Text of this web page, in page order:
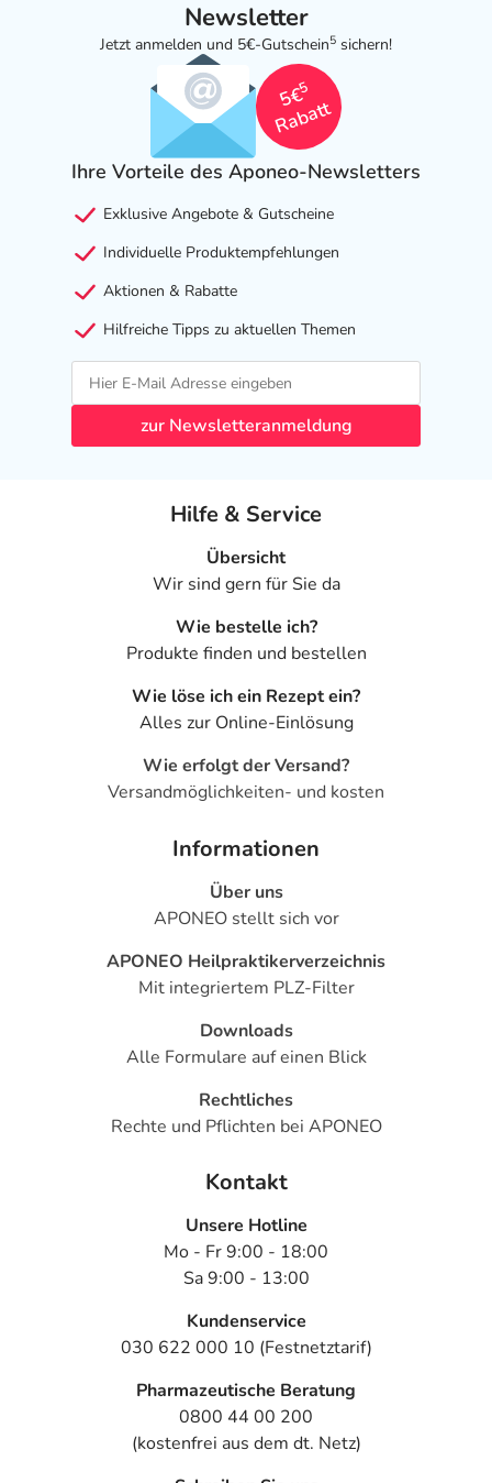
Newsletter
Jetzt anmelden und 5€-Gutschein5 sichern!
5€
5
Rabatt
Ihre Vorteile des Aponeo-Newsletters
Exklusive Angebote & Gutscheine
Individuelle Produktempfehlungen
Aktionen & Rabatte
Hilfreiche Tipps zu aktuellen Themen
zur Newsletteranmeldung
Hilfe & Service
Übersicht
Wir sind gern für Sie da
Wie bestelle ich?
Produkte finden und bestellen
Wie löse ich ein Rezept ein?
Alles zur Online-Einlösung
Wie erfolgt der Versand?
Versandmöglichkeiten- und kosten
Informationen
Über uns
APONEO stellt sich vor
APONEO Heilpraktikerverzeichnis
Mit integriertem PLZ-Filter
Downloads
Alle Formulare auf einen Blick
Rechtliches
Rechte und Pflichten bei APONEO
Kontakt
Unsere Hotline
Mo - Fr 9:00 - 18:00
Sa 9:00 - 13:00
Kundenservice
030 622 000 10 (Festnetztarif)
Pharmazeutische Beratung
0800 44 00 200
(kostenfrei aus dem dt. Netz)